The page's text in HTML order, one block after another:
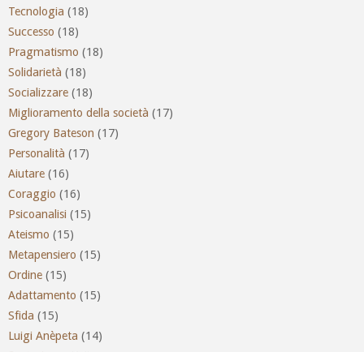
Tecnologia (18)
Successo (18)
Pragmatismo (18)
Solidarietà (18)
Socializzare (18)
Miglioramento della società (17)
Gregory Bateson (17)
Personalità (17)
Aiutare (16)
Coraggio (16)
Psicoanalisi (15)
Ateismo (15)
Metapensiero (15)
Ordine (15)
Adattamento (15)
Sfida (15)
Luigi Anèpeta (14)